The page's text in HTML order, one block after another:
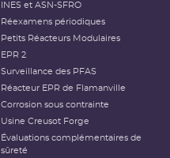
INES et ASN-SFRO
Réexamens périodiques
Petits Réacteurs Modulaires
EPR 2
Surveillance des PFAS
Réacteur EPR de Flamanville
Corrosion sous contrainte
Usine Creusot Forge
Évaluations complémentaires de
sûreté